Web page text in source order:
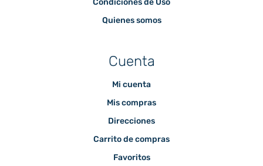
Condiciones de Uso
Quienes somos
Cuenta
Mi cuenta
Mis compras
Direcciones
Carrito de compras
Favoritos